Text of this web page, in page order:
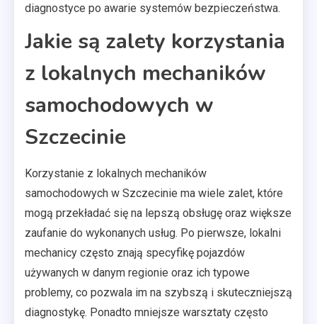
diagnostyce po awarie systemów bezpieczeństwa.
Jakie są zalety korzystania
z lokalnych mechaników
samochodowych w
Szczecinie
Korzystanie z lokalnych mechaników
samochodowych w Szczecinie ma wiele zalet, które
mogą przekładać się na lepszą obsługę oraz większe
zaufanie do wykonanych usług. Po pierwsze, lokalni
mechanicy często znają specyfikę pojazdów
używanych w danym regionie oraz ich typowe
problemy, co pozwala im na szybszą i skuteczniejszą
diagnostykę. Ponadto mniejsze warsztaty często